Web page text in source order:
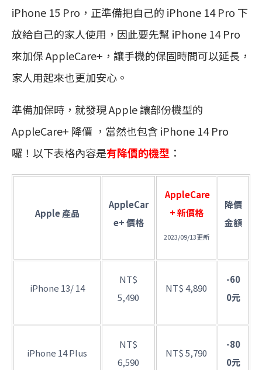
iPhone 15 Pro，正準備把自己的 iPhone 14 Pro 下
放給自己的家人使用，因此要先幫 iPhone 14 Pro
來加保 AppleCare+，讓手機的保固時間可以延長，
家人用起來也更加安心。
準備加保時，就發現 Apple 讓部份機型的
AppleCare+ 降價 ，當然也包含 iPhone 14 Pro
囉！以下表格內容是有降價的機型 ：
Apple 產品
AppleCar
e+ 價格
AppleCare
+ 新價格
2023/09/13更新
降價
金額
iPhone 13/ 14
NT$
5,490
NT$ 4,890
-60
0元
iPhone 14 Plus
NT$
6,590
NT$ 5,790
-80
0元